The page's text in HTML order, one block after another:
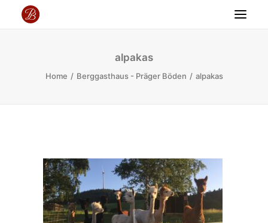
BERGGASTHOF PRÄGER BÖDEN
SPEISEKARTE
alpakas
Home Berggasthaus - Präger Böden alpakas